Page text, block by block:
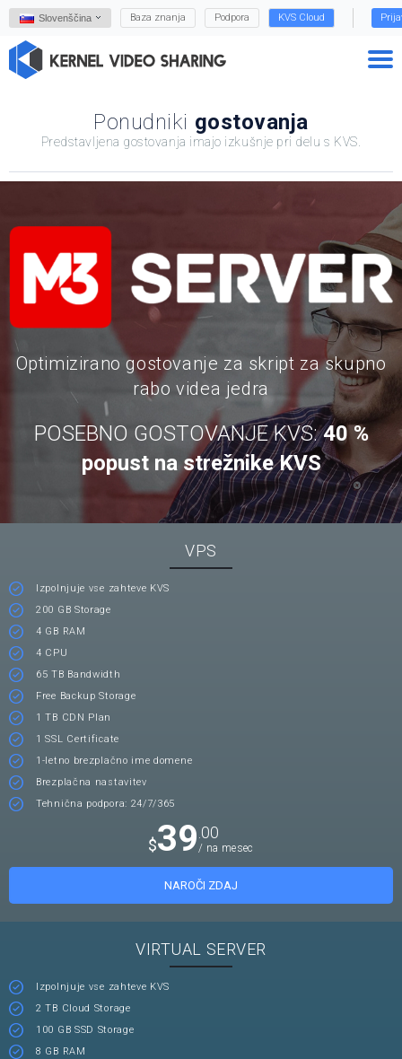
Slovenščina Baza znanja Podpora KVS Cloud
Ponudniki gostovanja
Predstavljena gostovanja imajo izkušnje pri delu s KVS.
Optimizirano gostovanje za skript za skupno
rabo videa jedra
POSEBNO GOSTOVANJE KVS:40 %
popust na strežnike KVS
VPS
Izpolnjuje vse zahteve KVS
200 GB Storage
4 GB RAM
4 CPU
65 TB Bandwidth
Free Backup Storage
1 TB CDN Plan
1 SSL Certificate
1-letno brezplačno ime domene
Brezplačna nastavitev
Tehnična podpora: 24/7/365
$39.00
/ na mesec
NAROČI ZDAJ
VIRTUAL SERVER
Izpolnjuje vse zahteve KVS
2 TB Cloud Storage
100 GB SSD Storage
8 GB RAM